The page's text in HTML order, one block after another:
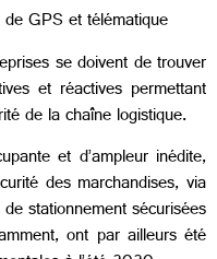
GPS et télématique
se doivent de trouver
et réactives permettant
de la chaîne logistique.
et d’ampleur inédite,
des marchandises, via
stationnement sécurisées
ont par ailleurs été